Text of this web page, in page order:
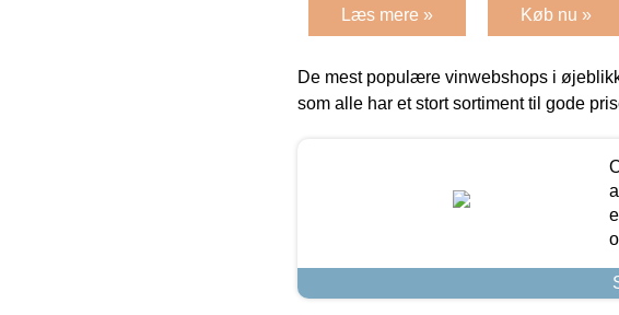
Læs mere » Køb nu »
De mest populære vinwebshops i
som alle har et stort sortiment til gode